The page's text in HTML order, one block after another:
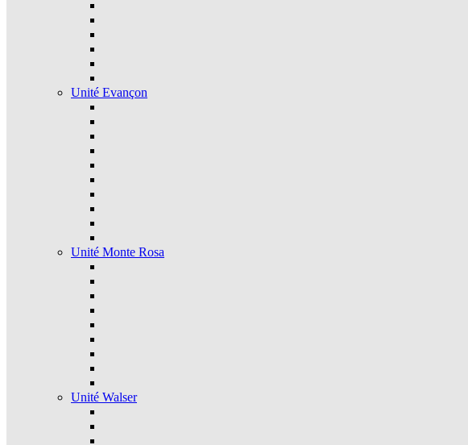
Unité Evançon
Unité Monte Rosa
Unité Walser